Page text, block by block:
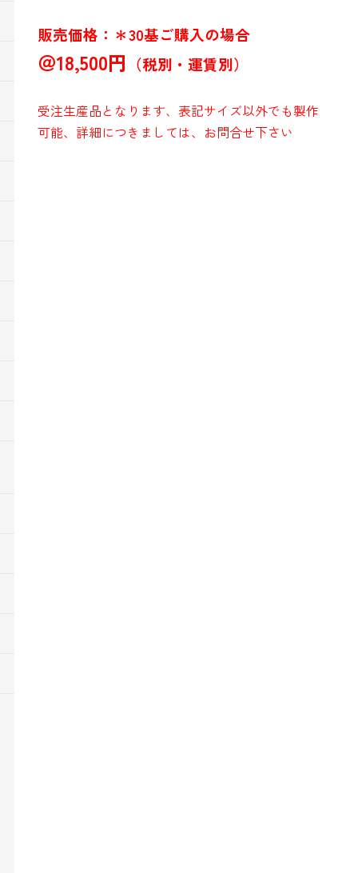
販売価格：＊30基ご購入の場合
＠18,500円 （税別・運賃別）
受注生産品となります、表記サイズ以外でも製作
可能、詳細につきましては、お問合せ下さい